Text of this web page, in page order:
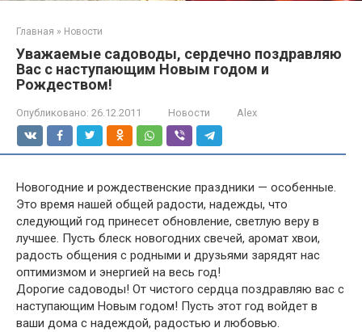
Главная » Новости
Уважаемые садоводы, сердечно поздравляю
Вас с наступающим Новым годом и
Рождеством!
Опубликовано: 26.12.2011 Новости Alex
Новогодние и рождественские праздники — особенные.
Это время нашей общей радости, надежды, что
следующий год принесет обновление, светлую веру в
лучшее. Пусть блеск новогодних свечей, аромат хвои,
радость общения с родными и друзьями зарядят нас
оптимизмом и энергией на весь год!
Дорогие садоводы! От чистого сердца поздравляю вас с
наступающим Новым годом! Пусть этот год войдет в
ваши дома с надеждой, радостью и любовью.